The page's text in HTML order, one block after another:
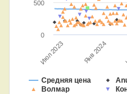
Средняя цена
Волмар
Июл 2023 Янв 2024
0
500